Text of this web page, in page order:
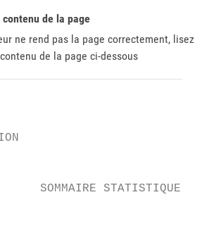
de la page
ne rend pas la page correctement, lisez
de la page ci-dessous
SOMMAIRE STATISTIQUE